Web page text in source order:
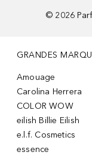
© 2026
GRANDES
Amouage
Carolina Herrera
COLOR WOW
eilish Billie Eilish
e.l.f. Cosmetics
essence